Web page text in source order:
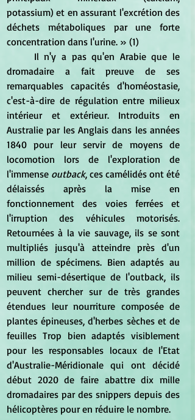
potassium) et en assurant l'excrétion des
déchets métaboliques par une forte
concentration dans l'urine. » (1)
dromadaire a fait preuve de ses
remarquables capacités d'homéostasie,
c'est-à-dire de régulation entre milieux
intérieur et extérieur. Introduits en
Australie par les Anglais dans les années
1840 pour leur servir de moyens de
locomotion lors de l'exploration de
l'immense outback, ces camélidés ont été
délaissés après la mise en
fonctionnement des voies ferrées et
l'irruption des véhicules motorisés.
Retournées à la vie sauvage, ils se sont
multipliés jusqu'à atteindre près d'un
million de spécimens. Bien adaptés au
milieu semi-désertique de l'outback, ils
peuvent chercher sur de très grandes
étendues leur nourriture composée de
plantes épineuses, d'herbes sèches et de
feuilles Trop bien adaptés visiblement
pour les responsables locaux de l'Etat
d'Australie-Méridionale qui ont décidé
début 2020 de faire abattre dix mille
dromadaires par des snippers depuis des
hélicoptères pour en réduire le nombre.